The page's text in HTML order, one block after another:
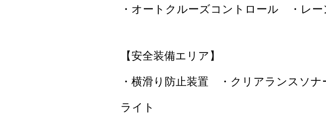
・オートクルーズコントロール ・レ
【安全装備エリア】
・横滑り防止装置 ・クリアランスソ
ライト